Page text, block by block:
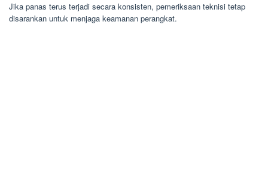
Jika panas terus terjadi secara konsisten, pemeriksaan teknisi tetap
disarankan untuk menjaga keamanan perangkat.